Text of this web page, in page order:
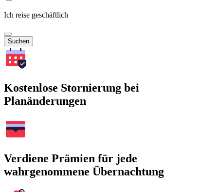
Ich reise geschäftlich
Suchen
Kostenlose Stornierung bei
Planänderungen
Verdiene Prämien für jede
wahrgenommene Übernachtung